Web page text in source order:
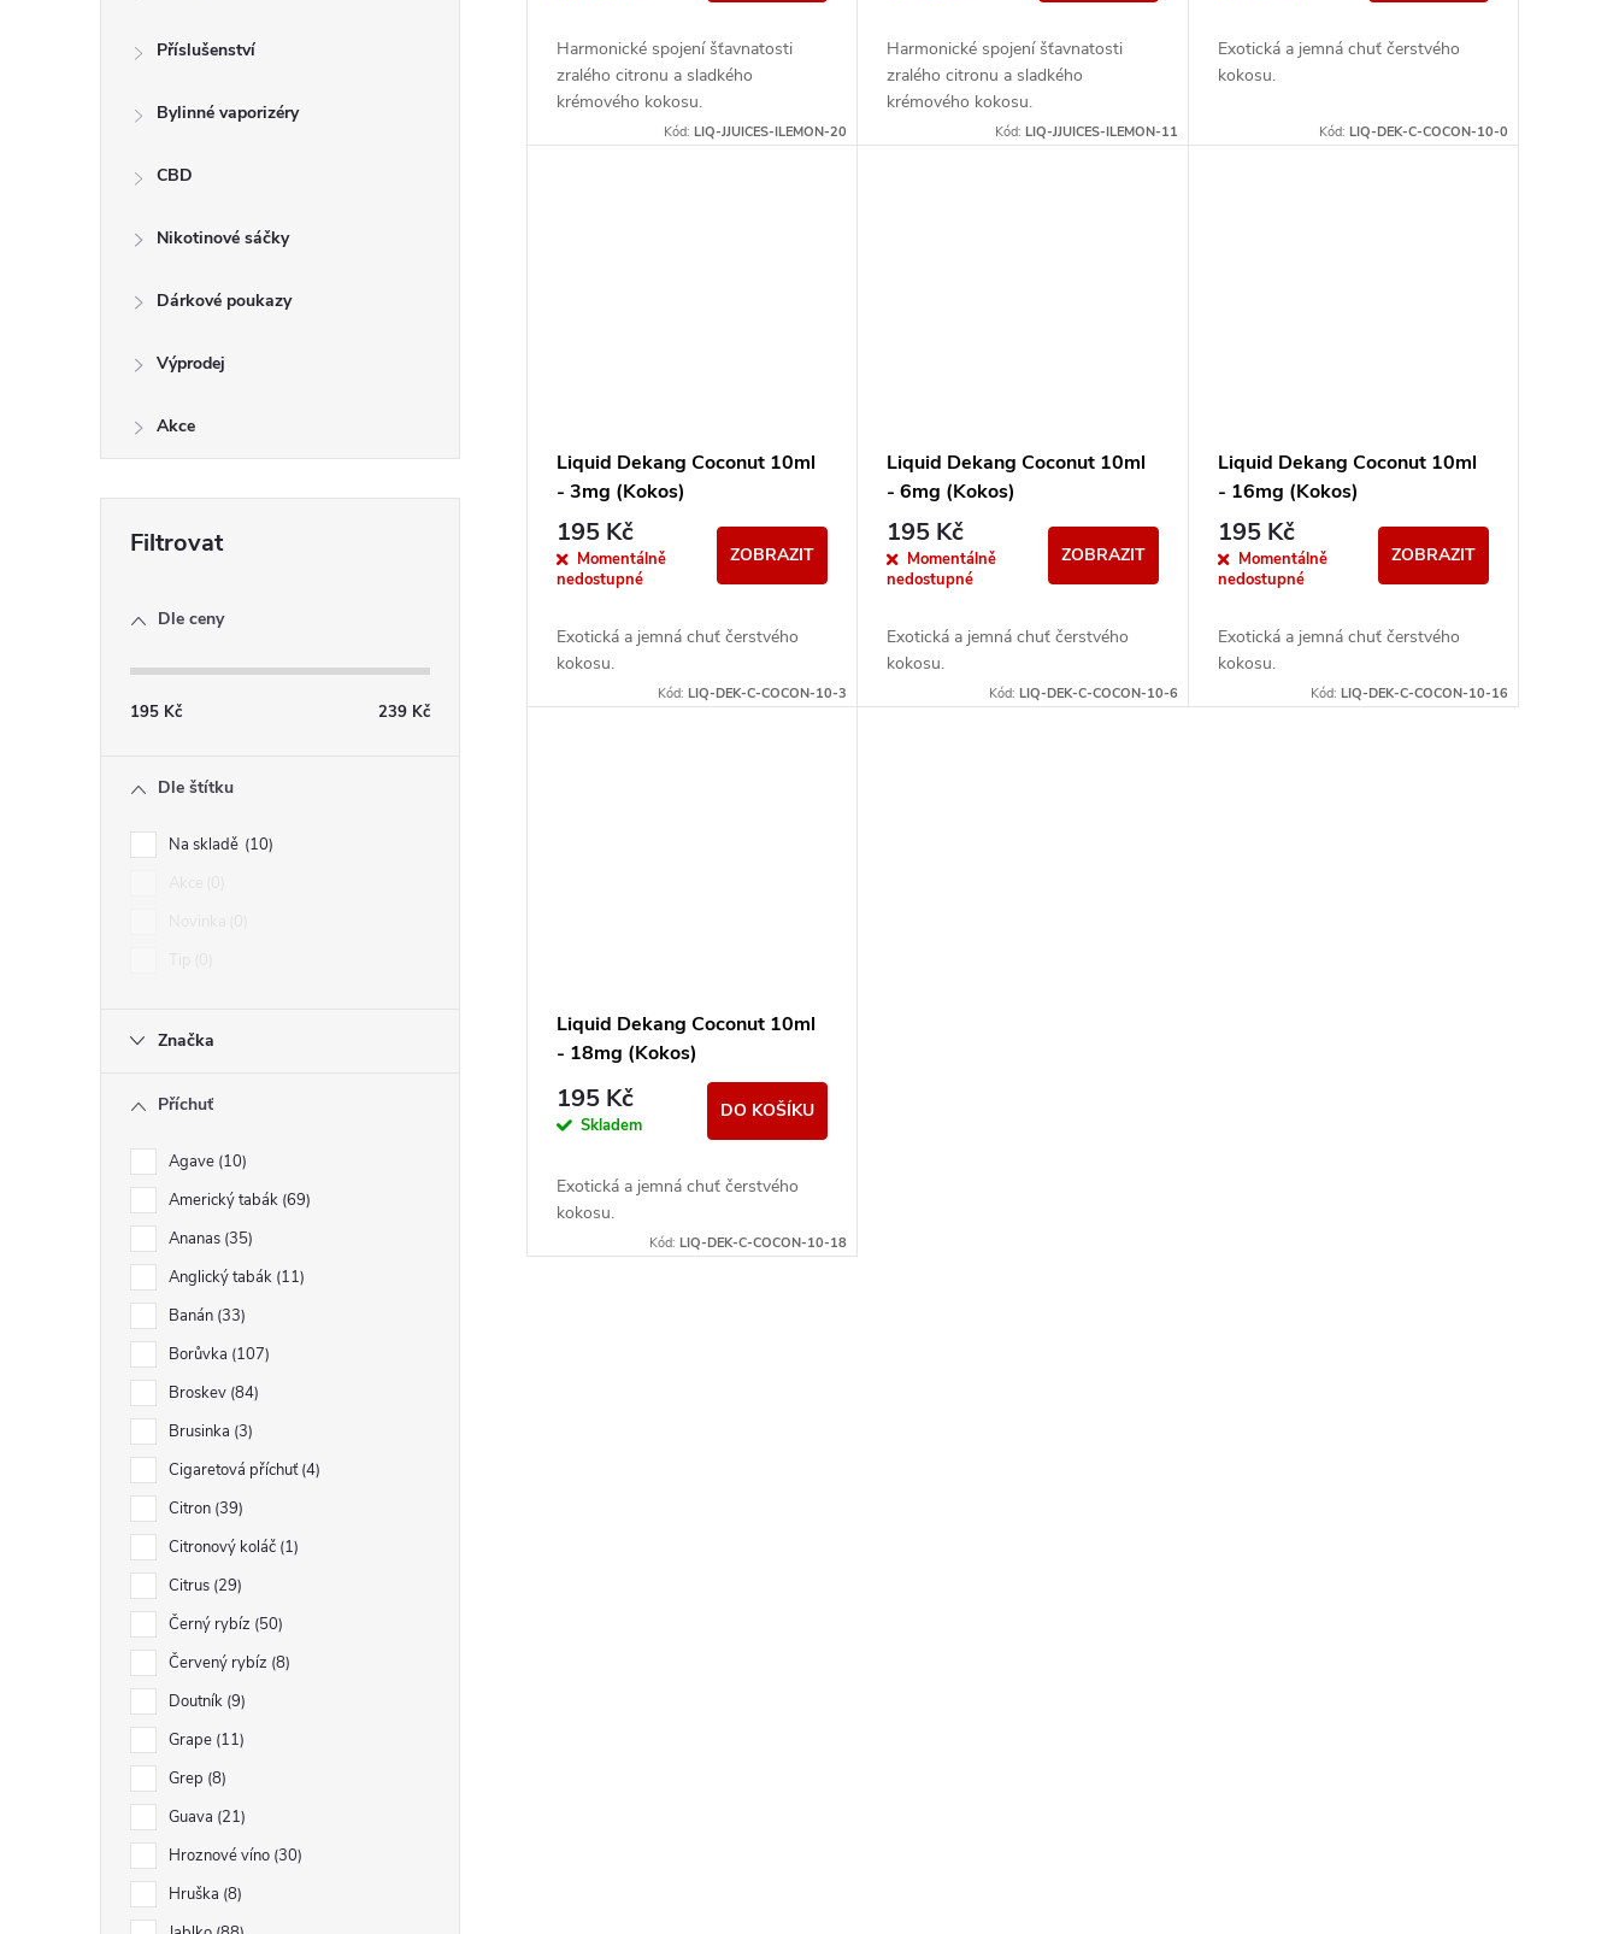
Příslušenství
Bylinné vaporizéry
CBD
Nikotinové sáčky
Dárkové poukazy
Výprodej
Akce
Dle ceny
195 Kč 239 Kč
Dle štítku
Na skladě 10
Značka
Příchuť
Agave 10
Americký tabák 69
Ananas 35
Anglický tabák 11
Banán 33
Borůvka 107
Broskev 84
Brusinka 3
Cigaretová příchuť 4
Citron 39
Citronový koláč 1
Citrus 29
Černý rybíz 50
Červený rybíz 8
Doutník 9
Grape 11
Grep 8
Guava 21
Hroznové víno 30
Hruška 8
Harmonické spojení šťavnatosti
zralého citronu a sladkého
krémového kokosu.
Kód:LIQ-JJUICES-ILEMON-20
Harmonické spojení šťavnatosti
zralého citronu a sladkého
krémového kokosu.
Kód: LIQ-JJUICES-ILEMON-11
Exotická a jemná chuť čerstvého
kokosu.
Kód: LIQ-DEK-C-COCON-10-0
Liquid Dekang Coconut 10ml
- 3mg (Kokos)
195 Kč
Momentálně
nedostupné
ZOBRAZIT
Exotická a jemná chuť čerstvého
kokosu.
Kód:LIQ-DEK-C-COCON-10-3
Liquid Dekang Coconut 10ml
- 6mg (Kokos)
195 Kč
Momentálně
nedostupné
ZOBRAZIT
Exotická a jemná chuť čerstvého
kokosu.
Kód: LIQ-DEK-C-COCON-10-6
Liquid Dekang Coconut 10ml
- 16mg (Kokos)
195 Kč
Momentálně
nedostupné
ZOBRAZIT
Exotická a jemná chuť čerstvého
kokosu.
Kód: LIQ-DEK-C-COCON-10-16
Liquid Dekang Coconut 10ml
- 18mg (Kokos)
195 Kč
Skladem
DO KOŠÍKU
Exotická a jemná chuť čerstvého
kokosu.
Kód:LIQ-DEK-C-COCON-10-18